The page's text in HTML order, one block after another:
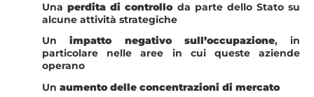
Unaperdita di controlloda parte dello Stato su
alcune attività strategiche
Unimpatto negativo sull’occupazione, in
particolare nelle aree in cui queste aziende
operano
Un aumento delle concentrazioni di mercato